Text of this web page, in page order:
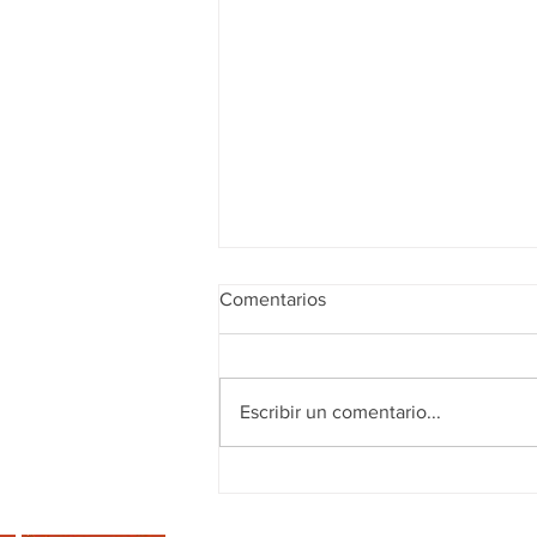
¡FELIZ VERANO!
Comentarios
Escribir un comentario...